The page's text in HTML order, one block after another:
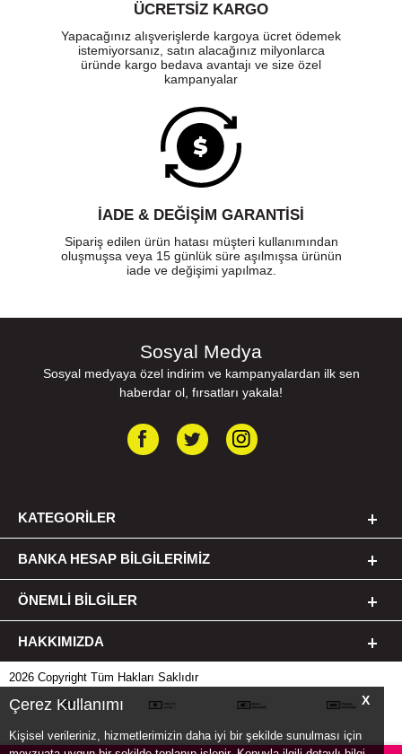
X
Çerez Kullanımı
Kişisel verileriniz, hizmetlerimizin daha iyi bir şekilde sunulması için
ÜCRETSIZ KARGO
Yapacağınız alışverişlerde kargoya ücret ödemek
istemiyorsanız, satın alacağınız milyonlarca
üründe kargo bedava avantajı ve size özel
kampanyalar
İADE & DEĞİŞİM GARANTİSİ
Sipariş edilen ürün hatası müşteri kullanımından
oluşmuşsa veya 15 günlük süre aşılmışsa ürünün
iade ve değişimi yapılmaz.
Sosyal Medya
Sosyal medyaya özel indirim ve kampanyalardan ilk sen
haberdar ol, fırsatları yakala!
KATEGORILER
BANKA HESAP BILGILERIMIZ
ÖNEMLI BILGILER
HAKKIMIZDA
2026 Copyright Tüm Hakları Saklıdır